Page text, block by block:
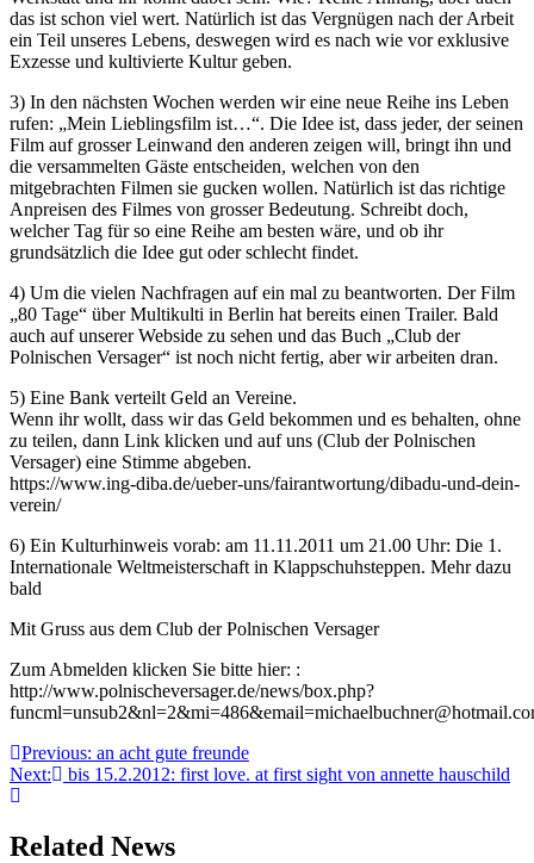
das ist schon viel wert. Natürlich ist das Vergnügen nach der Arbeit
ein Teil unseres Lebens, deswegen wird es nach wie vor exklusive
Exzesse und kultivierte Kultur geben.
3) In den nächsten Wochen werden wir eine neue Reihe ins Leben
rufen: „Mein Lieblingsfilm ist…“. Die Idee ist, dass jeder, der seinen
Film auf grosser Leinwand den anderen zeigen will, bringt ihn und
die versammelten Gäste entscheiden, welchen von den
mitgebrachten Filmen sie gucken wollen. Natürlich ist das richtige
Anpreisen des Filmes von grosser Bedeutung. Schreibt doch,
welcher Tag für so eine Reihe am besten wäre, und ob ihr
grundsätzlich die Idee gut oder schlecht findet.
4) Um die vielen Nachfragen auf ein mal zu beantworten. Der Film
„80 Tage“ über Multikulti in Berlin hat bereits einen Trailer. Bald
auch auf unserer Webside zu sehen und das Buch „Club der
Polnischen Versager“ ist noch nicht fertig, aber wir arbeiten dran.
5) Eine Bank verteilt Geld an Vereine.
Wenn ihr wollt, dass wir das Geld bekommen und es behalten, ohne
zu teilen, dann Link klicken und auf uns (Club der Polnischen
Versager) eine Stimme abgeben.
https://www.ing-diba.de/ueber-uns/fairantwortung/dibadu-und-dein-
verein/
6) Ein Kulturhinweis vorab: am 11.11.2011 um 21.00 Uhr: Die 1.
Internationale Weltmeisterschaft in Klappschuhsteppen. Mehr dazu
bald
Mit Gruss aus dem Club der Polnischen Versager
Zum Abmelden klicken Sie bitte hier: :
http://www.polnischeversager.de/news/box.php?
Beitragsnavigation
Previous: an acht gute freunde
Next:
bis 15.2.2012: first love. at first sight von annette hauschild
Related News